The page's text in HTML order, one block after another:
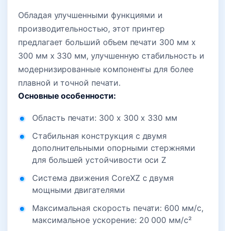
Обладая улучшенными функциями и
производительностью, этот принтер
предлагает больший объем печати 300 мм x
300 мм x 330 мм, улучшенную стабильность и
модернизированные компоненты для более
плавной и точной печати.
Основные особенности:
Область печати: 300 x 300 x 330 мм
Стабильная конструкция с двумя
дополнительными опорными стержнями
для большей устойчивости оси Z
Система движения CoreXZ с двумя
мощными двигателями
Максимальная скорость печати: 600 мм/с,
максимальное ускорение: 20 000 мм/с²